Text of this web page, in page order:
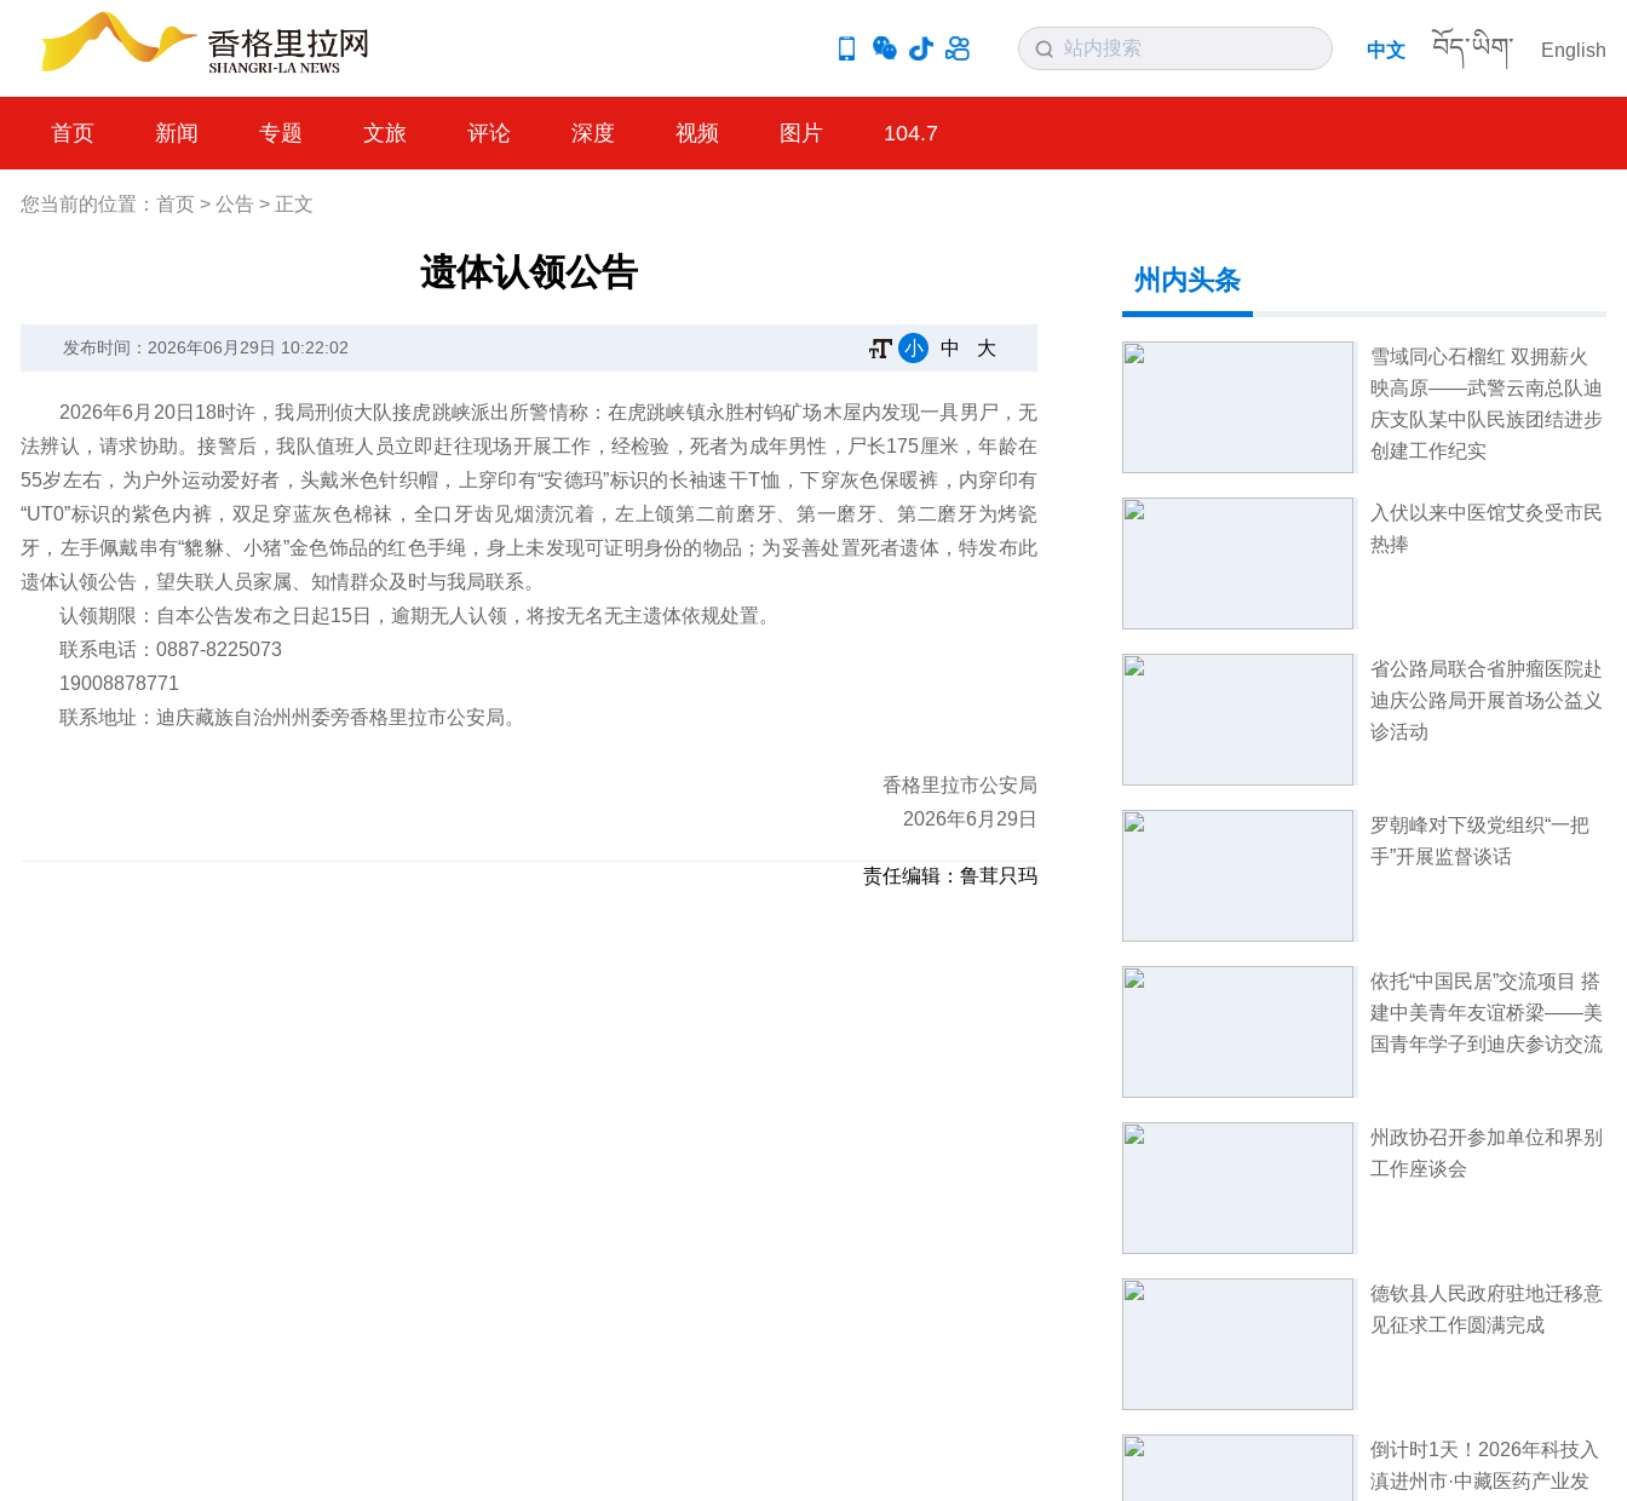
中文 བོད་ཡིག་ English
首页 新闻 专题 文旅 评论 深度 视频 图片 104.7
您当前的位置： 首页 > 公告 > 正文
遗体认领公告
发布时间：2026年06月29日 10:22:02 小 中 大
2026年6月20日18时许，我局刑侦大队接虎跳峡派出所警情称：在虎跳峡镇永胜村钨矿场木屋内发现一具男尸，无
法辨认，请求协助。接警后，我队值班人员立即赶往现场开展工作，经检验，死者为成年男性，尸长175厘米，年龄在
55岁左右，为户外运动爱好者，头戴米色针织帽，上穿印有“安德玛”标识的长袖速干T恤，下穿灰色保暖裤，内穿印有
“UT0”标识的紫色内裤，双足穿蓝灰色棉袜，全口牙齿见烟渍沉着，左上颌第二前磨牙、第一磨牙、第二磨牙为烤瓷
牙，左手佩戴串有“貔貅、小猪”金色饰品的红色手绳，身上未发现可证明身份的物品；为妥善处置死者遗体，特发布此
遗体认领公告，望失联人员家属、知情群众及时与我局联系。
认领期限：自本公告发布之日起15日，逾期无人认领，将按无名无主遗体依规处置。
联系电话：0887-8225073
19008878771
联系地址：迪庆藏族自治州州委旁香格里拉市公安局。
香格里拉市公安局
2026年6月29日
责任编辑： 鲁茸只玛
州内头条
雪域同心石榴红 双拥薪火
映高原——武警云南总队迪
庆支队某中队民族团结进步
创建工作纪实
入伏以来中医馆艾灸受市民
热捧
省公路局联合省肿瘤医院赴
迪庆公路局开展首场公益义
诊活动
罗朝峰对下级党组织“一把
手”开展监督谈话
依托“中国民居”交流项目 搭
建中美青年友谊桥梁——美
国青年学子到迪庆参访交流
州政协召开参加单位和界别
工作座谈会
德钦县人民政府驻地迁移意
见征求工作圆满完成
倒计时1天！2026年科技入
滇进州市·中藏医药产业发